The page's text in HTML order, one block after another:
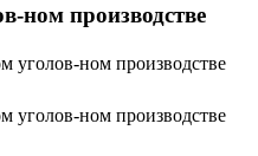
ном производстве
уголов-ном производстве
уголов-ном производстве